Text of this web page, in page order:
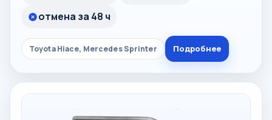
отмена за 48 ч
Toyota Hiace, Mercedes Sprinter Подробнее